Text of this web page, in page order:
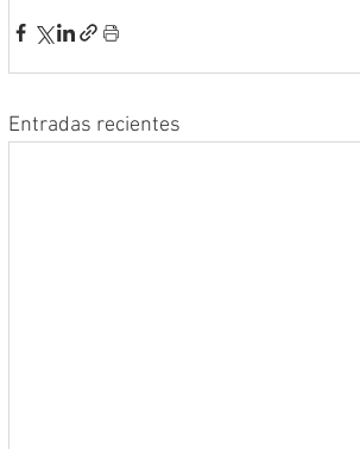
Entradas recientes